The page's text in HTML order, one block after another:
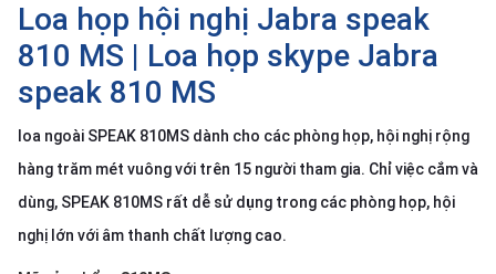
Loa họp hội nghị Jabra speak
810 MS | Loa họp skype Jabra
speak 810 MS
loa ngoài SPEAK 810MS dành cho các phòng họp, hội nghị rộng
hàng trăm mét vuông với trên 15 người tham gia. Chỉ việc cắm và
dùng, SPEAK 810MS rất dễ sử dụng trong các phòng họp, hội
nghị lớn với âm thanh chất lượng cao.
vụ
Hỗ
trợ
Tin
tức
Liên
thiệu